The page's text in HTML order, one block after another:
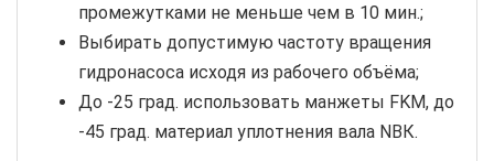
промежутками не меньше чем в 10 мин.;
Выбирать допустимую частоту вращения
гидронасоса исходя из рабочего объёма;
До -25 град. использовать манжеты FKM, до
-45 град. материал уплотнения вала NBК.